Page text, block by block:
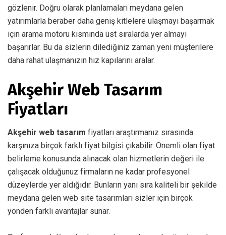
gözlenir. Doğru olarak planlamaları meydana gelen
yatırımlarla beraber daha geniş kitlelere ulaşmayı başarmak
için arama motoru kısmında üst sıralarda yer almayı
başarırlar. Bu da sizlerin dilediğiniz zaman yeni müşterilere
daha rahat ulaşmanızın hız kapılarını aralar.
Akşehir Web Tasarım
Fiyatları
Akşehir web tasarım fiyatları araştırmanız sırasında
karşınıza birçok farklı fiyat bilgisi çıkabilir. Önemli olan fiyat
belirleme konusunda alınacak olan hizmetlerin değeri ile
çalışacak olduğunuz firmaların ne kadar profesyonel
düzeylerde yer aldığıdır. Bunların yanı sıra kaliteli bir şekilde
meydana gelen web site tasarımları sizler için birçok
yönden farklı avantajlar sunar.